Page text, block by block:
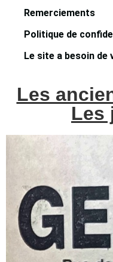
Remerciements
Politique de
Le site a besoin de
Les
Les